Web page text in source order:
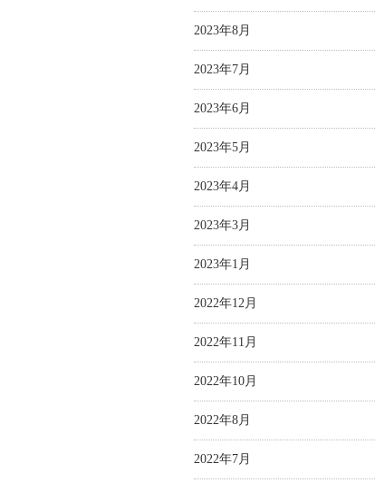
2023年8月
2023年7月
2023年6月
2023年5月
2023年4月
2023年3月
2023年1月
2022年12月
2022年11月
2022年10月
2022年8月
2022年7月